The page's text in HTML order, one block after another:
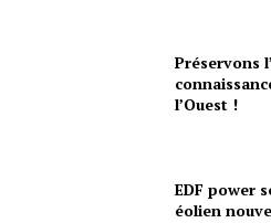
Préservons
l’Ouest !
EDF power
éolien